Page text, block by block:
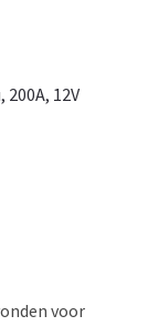
200A, 12V
voor